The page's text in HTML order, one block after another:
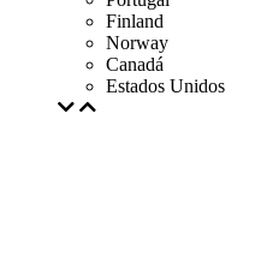
Finland
Norway
Canadá
Estados Unidos